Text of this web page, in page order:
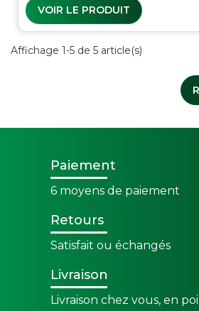
VOIR LE PRODUIT
Affichage 1-5 de 5 article(s)
Paiement
6 moyens de paiement
Retours
Satisfait ou échangés
Livraison
Livraison chez vous, en